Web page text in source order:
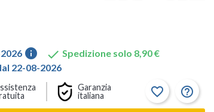
info  Spedizione solo 8,90 €
22-08-2026
Garanzia
italiana
favorite_border help_outline